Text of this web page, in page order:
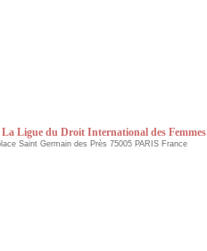
Ligue du Droit International des Femmes
Saint Germain des Près 75005 PARIS France